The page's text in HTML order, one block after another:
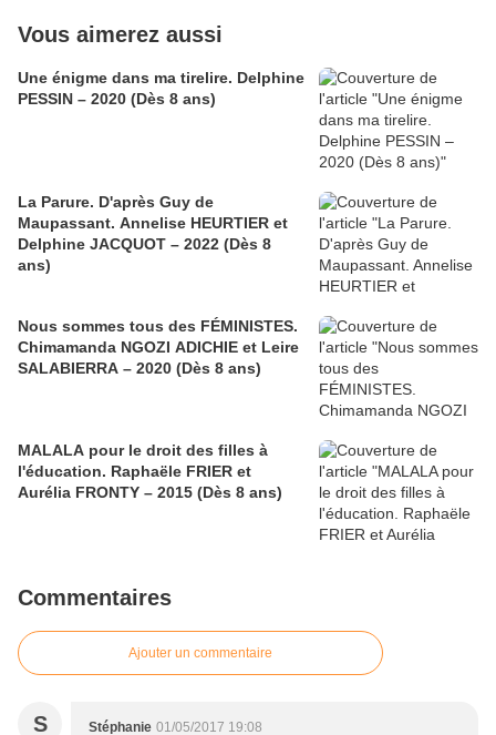
Vous aimerez aussi
Une énigme dans ma tirelire. Delphine
PESSIN – 2020 (Dès 8 ans)
La Parure. D'après Guy de
Maupassant. Annelise HEURTIER et
Delphine JACQUOT – 2022 (Dès 8
ans)
Nous sommes tous des FÉMINISTES.
Chimamanda NGOZI ADICHIE et Leire
SALABIERRA – 2020 (Dès 8 ans)
MALALA pour le droit des filles à
l'éducation. Raphaële FRIER et
Aurélia FRONTY – 2015 (Dès 8 ans)
Commentaires
Ajouter un commentaire
S Stéphanie 01/05/2017 19:08